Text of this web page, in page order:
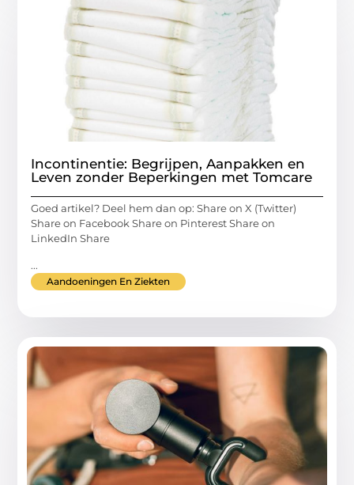
Incontinentie: Begrijpen, Aanpakken en
Leven zonder Beperkingen met Tomcare
Goed artikel? Deel hem dan op: Share on X (Twitter)
Share on Facebook Share on Pinterest Share on
LinkedIn Share
...
Aandoeningen En Ziekten